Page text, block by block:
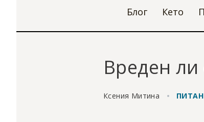
Блог Кето
Вреден ли
Ксения Митина